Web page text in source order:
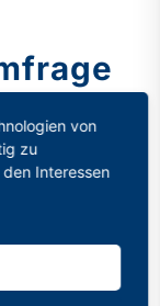
liebe
von
zu
Interessen